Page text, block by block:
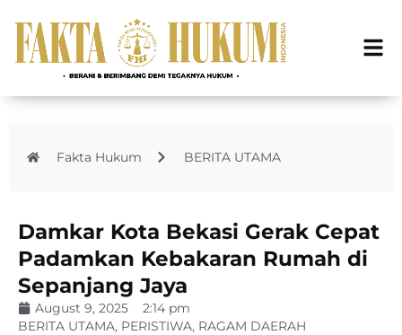
Fakta Hukum BERITA UTAMA
Damkar Kota Bekasi Gerak Cepat
Padamkan Kebakaran Rumah di
Sepanjang Jaya
August 9, 2025
2:14 pm
BERITA UTAMA, PERISTIWA, RAGAM DAERAH